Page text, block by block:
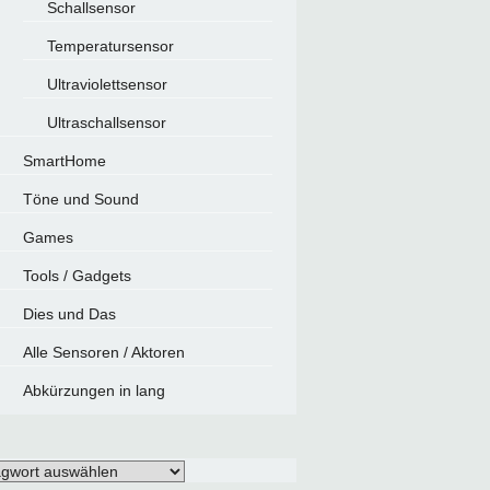
Schallsensor
Temperatursensor
Ultraviolettsensor
Ultraschallsensor
SmartHome
Töne und Sound
Games
Tools / Gadgets
Dies und Das
Alle Sensoren / Aktoren
Abkürzungen in lang